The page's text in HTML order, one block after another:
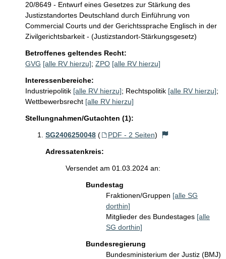
20/8649 - Entwurf eines Gesetzes zur Stärkung des
Justizstandortes Deutschland durch Einführung von
Commercial Courts und der Gerichtssprache Englisch in der
Zivilgerichtsbarkeit - (Justizstandort-Stärkungsgesetz)
Betroffenes geltendes Recht:
GVG [alle RV hierzu]; ZPO [alle RV hierzu]
Interessenbereiche:
Industriepolitik [alle RV hierzu]; Rechtspolitik [alle RV hierzu];
Wettbewerbsrecht [alle RV hierzu]
Stellungnahmen/Gutachten (1):
SG2406250048 ( PDF - 2 Seiten)
Adressatenkreis:
Versendet am 01.03.2024 an:
Bundestag
Fraktionen/Gruppen [alle SG
dorthin]
Mitglieder des Bundestages [alle
SG dorthin]
Bundesregierung
Bundesministerium der Justiz (BMJ)